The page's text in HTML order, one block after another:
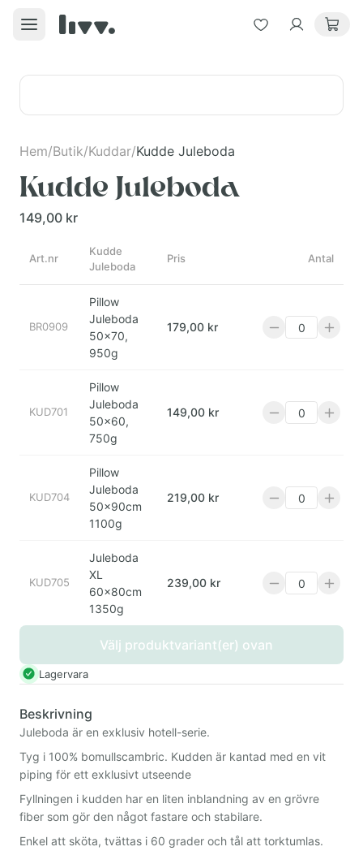
Hem/Butik/Kuddar/Kudde Juleboda
Kudde Juleboda
149,00 kr
Art.nr
Kudde
Juleboda
Pris Antal
BR0909
Pillow
Juleboda
50x70,
950g
179,00 kr
KUD701
Pillow
Juleboda
50x60,
750g
149,00 kr
KUD704
Pillow
Juleboda
50x90cm
1100g
219,00 kr
KUD705
Juleboda
XL
60x80cm
1350g
239,00 kr
Välj produktvariant(er) ovan
Lagervara
Beskrivning
Juleboda är en exklusiv hotell-serie.
Tyg i 100% bomullscambric. Kudden är kantad med en vit
piping för ett exklusivt utseende
Fyllningen i kudden har en liten inblandning av en grövre
fiber som gör den något fastare och stabilare.
Enkel att sköta, tvättas i 60 grader och tål att torktumlas.